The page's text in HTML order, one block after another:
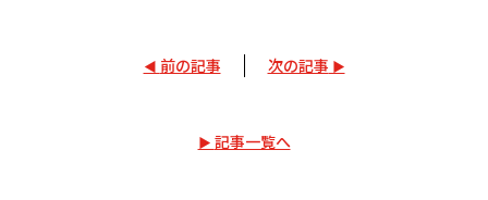
前の記事 次の記事
記事一覧へ